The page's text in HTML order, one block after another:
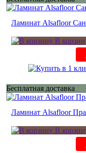
Ламинат Alsafloor
В
Бесплатная доставка
Ламинат Alsafloor
В